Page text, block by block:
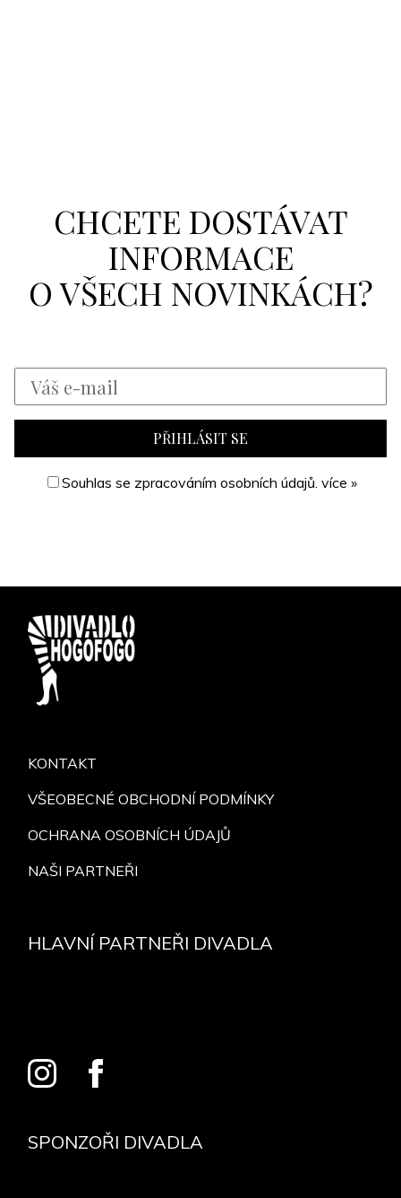
CHCETE DOSTÁVAT
INFORMACE
O VŠECH NOVINKÁCH?
Souhlas se zpracováním osobních údajů. více »
KONTAKT
VŠEOBECNÉ OBCHODNÍ PODMÍNKY
OCHRANA OSOBNÍCH ÚDAJŮ
NAŠI PARTNEŘI
HLAVNÍ PARTNEŘI DIVADLA
SPONZOŘI DIVADLA